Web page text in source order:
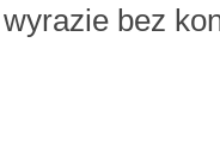
wyrazie bez